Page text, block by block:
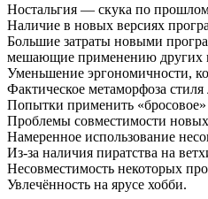
Ностальгия — скука по
Наличие в новых версиях
Большие затраты новыми
мешающие применению других
Уменьшение эргономичности,
Фактическое метаморфоза
Попытки применить «бросовое»
Проблемы совместимости
Намеренное использование
Из-за наличия пиратства на
Несовместимость некоторых
Увлечённость на ярусе хобби.